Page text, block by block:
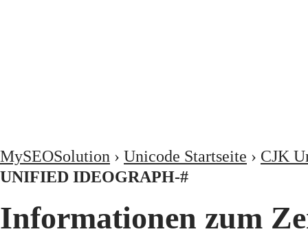
MySEOSolution › Unicode Startseite › CJK
UNIFIED IDEOGRAPH-#
Informationen zum